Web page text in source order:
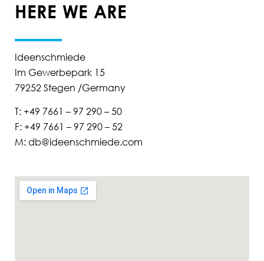
HERE WE ARE
Ideenschmiede
Im Gewerbepark 15
79252 Stegen /Germany
T: +49 7661 – 97 290 – 50
F: +49 7661 – 97 290 – 52
M: db@ideenschmiede.com